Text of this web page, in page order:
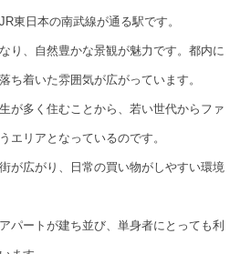
東日本の南武線が通る駅です。
り、自然豊かな景観が魅力です。都内に
ち着いた雰囲気が広がっています。
が多く住むことから、若い世代からファ
エリアとなっているのです。
が広がり、日常の買い物がしやすい環境
パートが建ち並び、単身者にとっても利